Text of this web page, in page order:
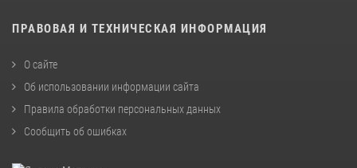
ПРАВОВАЯ И ТЕХНИЧЕСКАЯ ИНФОРМАЦИЯ
О сайте
Об использовании информации сайта
Правила обработки персональных данных
Сообщить об ошибках